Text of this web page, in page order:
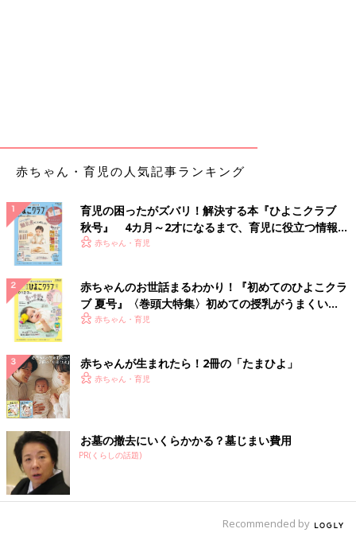
赤ちゃん・育児の人気記事ランキング
育児の困ったがズバリ！解決する本『ひよこクラブ
秋号』 4カ月～2才になるまで、育児に役立つ情報が
いっぱい！
赤ちゃん・育児
赤ちゃんのお世話まるわかり！『初めてのひよこクラ
ブ 夏号』〈巻頭大特集〉初めての授乳がうまくい
く！ おっぱい・ミルクの基本と夏のトラブル 解決テ
赤ちゃん・育児
赤ちゃんが生まれたら！2冊の「たまひよ」
赤ちゃん・育児
お墓の撤去にいくらかかる？墓じまい費用
PR(くらしの話題)
Recommended by